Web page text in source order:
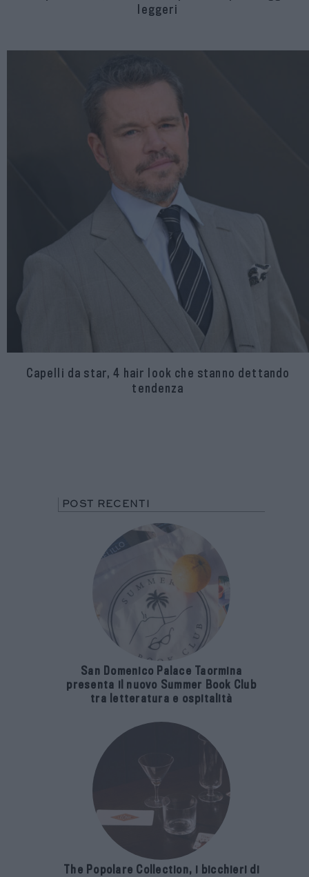
leggeri
Capelli da star, 4 hair look che stanno dettando
tendenza
POST RECENTI
San Domenico Palace Taormina
presenta il nuovo Summer Book Club
tra letteratura e ospitalità
The Popolare Collection, i bicchieri di